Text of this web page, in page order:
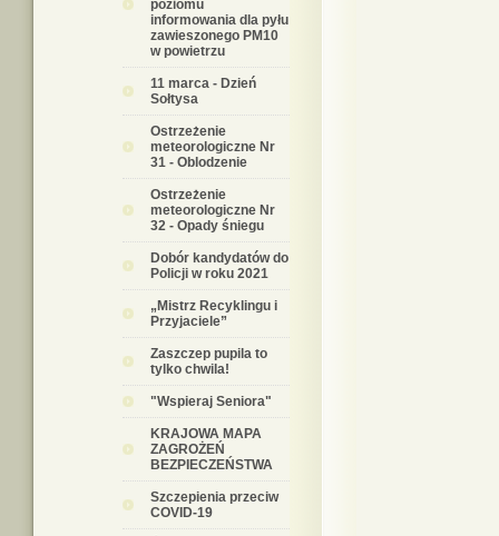
poziomu
informowania dla pyłu
zawieszonego PM10
w powietrzu
11 marca - Dzień
Sołtysa
Ostrzeżenie
meteorologiczne Nr
31 - Oblodzenie
Ostrzeżenie
meteorologiczne Nr
32 - Opady śniegu
Dobór kandydatów do
Policji w roku 2021
„Mistrz Recyklingu i
Przyjaciele”
Zaszczep pupila to
tylko chwila!
"Wspieraj Seniora"
KRAJOWA MAPA
ZAGROŻEŃ
BEZPIECZEŃSTWA
Szczepienia przeciw
COVID-19